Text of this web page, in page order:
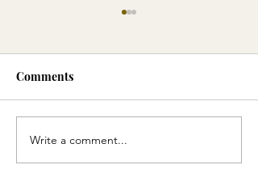
Green Smoothie -
Energjia e gjelbër
Comments
Write a comment...